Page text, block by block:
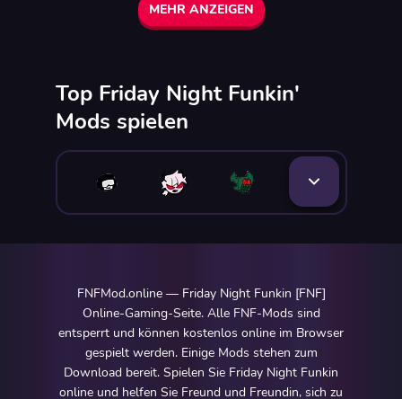
MEHR ANZEIGEN
Top Friday Night Funkin'
Mods spielen
FNFMod.online — Friday Night Funkin [FNF]
Online-Gaming-Seite. Alle FNF-Mods sind
entsperrt und können kostenlos online im Browser
gespielt werden. Einige Mods stehen zum
Download bereit. Spielen Sie Friday Night Funkin
online und helfen Sie Freund und Freundin, sich zu